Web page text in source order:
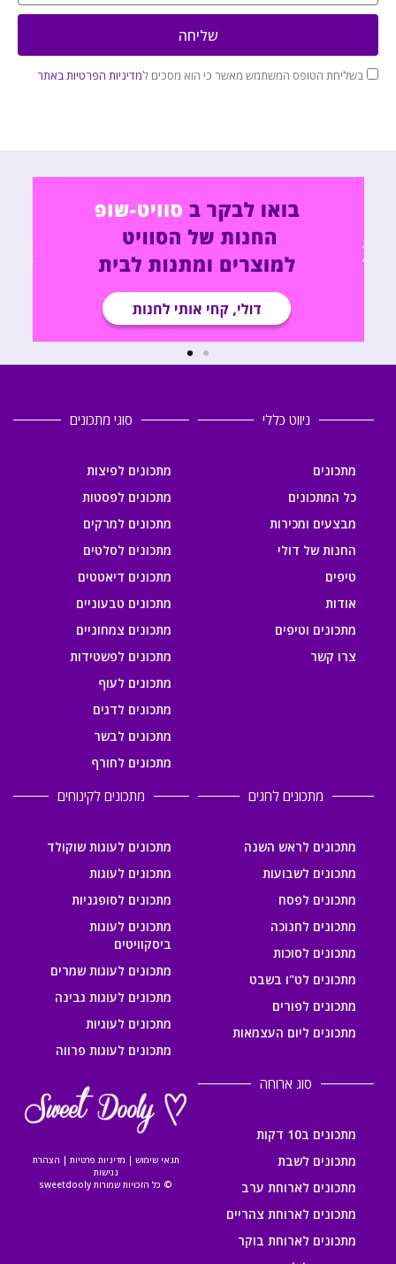
בשליחת הטופס המשתמש מאשר כי הוא מסכים למדיניות הפרטיות באתר
שליחה
ניווט כללי
מתכונים
כל המתכונים
מבצעים ומכירות
החנות של דולי
טיפים
אודות
מתכונים וטיפים
צרו קשר
סוגי מתכונים
מתכונים לפיצות
מתכונים לפסטות
מתכונים למרקים
מתכונים לסלטים
מתכונים דיאטטים
מתכונים טבעוניים
מתכונים צמחוניים
מתכונים לפשטידות
מתכונים לעוף
מתכונים לדגים
מתכונים לבשר
מתכונים לחורף
מתכונים לחגים
מתכונים לראש השנה
מתכונים לשבועות
מתכונים לפסח
מתכונים לחנוכה
מתכונים לסוכות
מתכונים לט"ו בשבט
מתכונים לפורים
מתכונים ליום העצמאות
מתכונים לקינוחים
מתכונים לעוגות שוקולד
מתכונים לעוגות
מתכונים לסופגניות
מתכונים לעוגות
ביסקוויטים
מתכונים לעוגות שמרים
מתכונים לעוגות גבינה
מתכונים לעוגיות
מתכונים לעוגות פרווה
סוג ארוחה
מתכונים ב10 דקות
מתכונים לשבת
מתכונים לארוחת ערב
מתכונים לארוחת צהריים
מתכונים לארוחת בוקר
תנאי שימוש | מדיניות פרטיות | הצהרת
נגישות
© כל הזכויות שמורות sweetdooly